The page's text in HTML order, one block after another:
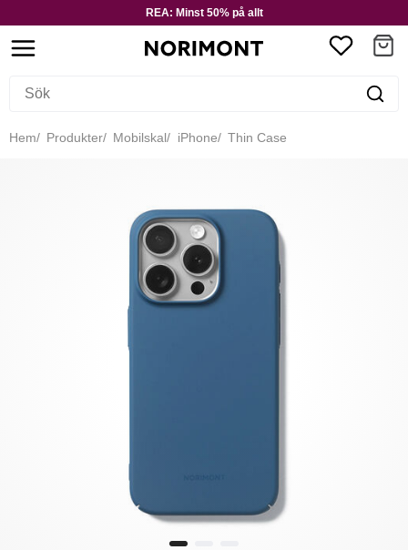
REA: Minst 50% på allt
Hem Produkter Mobilskal iPhone Thin Case